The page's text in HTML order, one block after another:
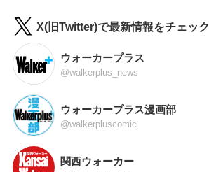
X(旧Twitter)で最新情報をチェック
ウォーカープラス
@walkerplus_news
ウォーカープラス漫画部
@walkerpluscomic
関西ウォーカー